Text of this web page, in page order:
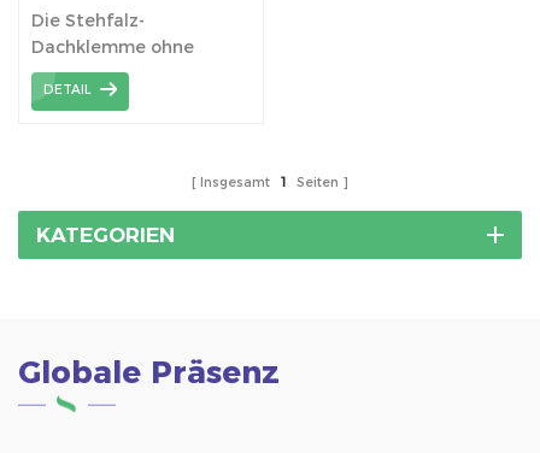
Stehfalzdächer
Die Stehfalz-
Dachklemme ohne
Durchdringung der
Dachfläche.
DETAIL
Insgesamt 1 Seiten
KATEGORIEN
Globale Präsenz